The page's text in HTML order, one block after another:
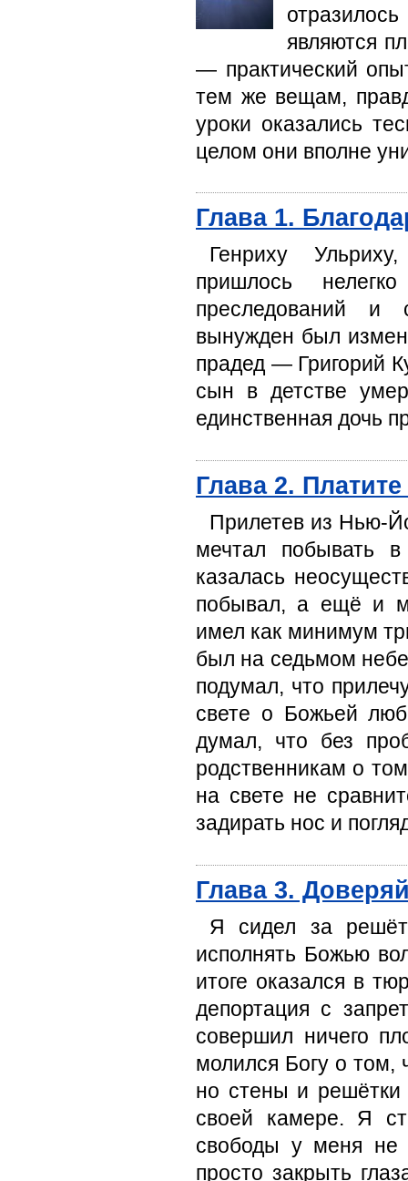
являются
— практический
тем же вещам,
уроки оказались
целом они вполне
Глава 1.
Генриху
пришлось
преследований и
вынужден был
прадед — Григорий
сын в детстве
единственная дочь
Глава 2.
Прилетев из Нью-
мечтал побывать
казалась
побывал, а ещё и
имел как минимум
был на седьмом
подумал, что
свете о Божьей
думал, что без
родственникам о
на свете не
задирать нос и
Глава 3.
Я сидел за
исполнять Божью
итоге оказался в
депортация с
совершил ничего
молился Богу о том,
но стены и
своей камере. Я
свободы у меня
просто закрыть